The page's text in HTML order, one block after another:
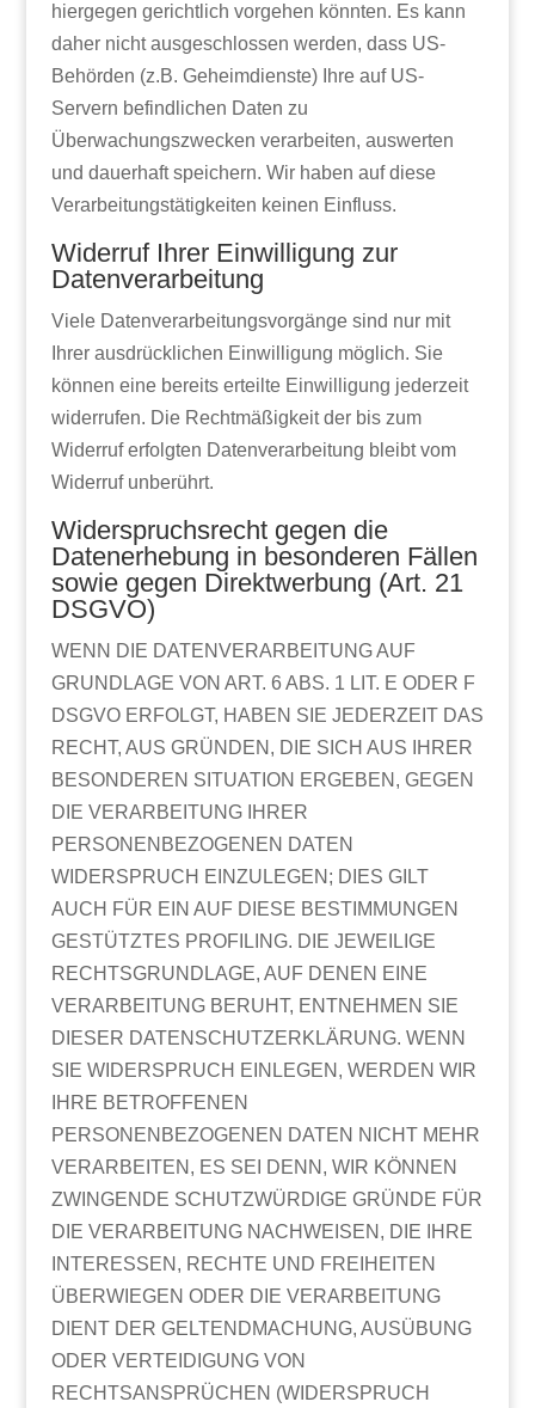
hiergegen gerichtlich vorgehen könnten. Es kann
daher nicht ausgeschlossen werden, dass US-
Behörden (z.B. Geheimdienste) Ihre auf US-
Servern befindlichen Daten zu
Überwachungszwecken verarbeiten, auswerten
und dauerhaft speichern. Wir haben auf diese
Verarbeitungstätigkeiten keinen Einfluss.
Widerruf Ihrer Einwilligung zur
Datenverarbeitung
Viele Datenverarbeitungsvorgänge sind nur mit
Ihrer ausdrücklichen Einwilligung möglich. Sie
können eine bereits erteilte Einwilligung jederzeit
widerrufen. Die Rechtmäßigkeit der bis zum
Widerruf erfolgten Datenverarbeitung bleibt vom
Widerruf unberührt.
Widerspruchsrecht gegen die
Datenerhebung in besonderen Fällen
sowie gegen Direktwerbung (Art. 21
DSGVO)
WENN DIE DATENVERARBEITUNG AUF
GRUNDLAGE VON ART. 6 ABS. 1 LIT. E ODER F
DSGVO ERFOLGT, HABEN SIE JEDERZEIT DAS
RECHT, AUS GRÜNDEN, DIE SICH AUS IHRER
BESONDEREN SITUATION ERGEBEN, GEGEN
DIE VERARBEITUNG IHRER
PERSONENBEZOGENEN DATEN
WIDERSPRUCH EINZULEGEN; DIES GILT
AUCH FÜR EIN AUF DIESE BESTIMMUNGEN
GESTÜTZTES PROFILING. DIE JEWEILIGE
RECHTSGRUNDLAGE, AUF DENEN EINE
VERARBEITUNG BERUHT, ENTNEHMEN SIE
DIESER DATENSCHUTZERKLÄRUNG. WENN
SIE WIDERSPRUCH EINLEGEN, WERDEN WIR
IHRE BETROFFENEN
PERSONENBEZOGENEN DATEN NICHT MEHR
VERARBEITEN, ES SEI DENN, WIR KÖNNEN
ZWINGENDE SCHUTZWÜRDIGE GRÜNDE FÜR
DIE VERARBEITUNG NACHWEISEN, DIE IHRE
INTERESSEN, RECHTE UND FREIHEITEN
ÜBERWIEGEN ODER DIE VERARBEITUNG
DIENT DER GELTENDMACHUNG, AUSÜBUNG
ODER VERTEIDIGUNG VON
RECHTSANSPRÜCHEN (WIDERSPRUCH